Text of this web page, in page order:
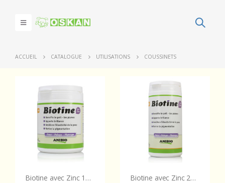
ACCUEIL CATALOGUE UTILISATIONS COUSSINETS
Biotine avec Zinc 140 g Biotine avec Zinc 260 g